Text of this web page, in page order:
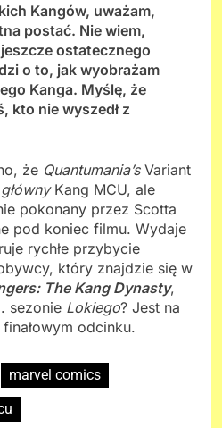
Kangów, uważam,
postać. Nie wiem,
ostatecznego
o to, jak wyobrażam
Kanga. Myślę, że
kto nie wyszedł z
że Quantumania’sVariant
głównyKang MCU, ale
pokonany przez Scotta
pod koniec filmu. Wydaje
rychłe przybycie
który znajdzie się w
The Kang Dynasty,
sezonie Lokiego? Jest na
odcinku.
marvel comics